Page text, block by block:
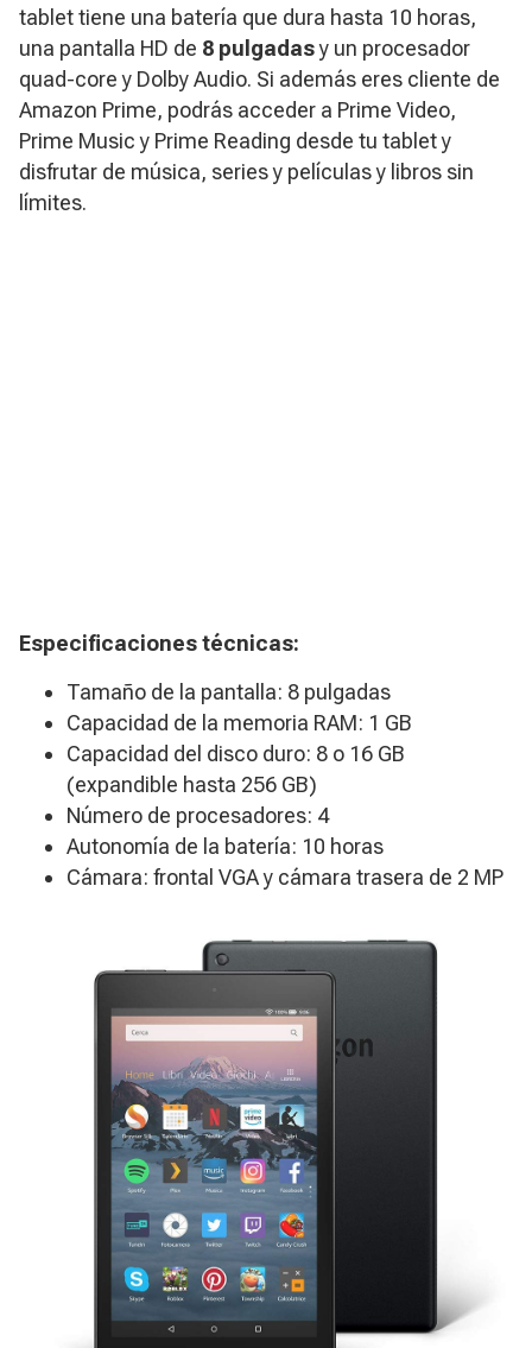
tablet tiene una batería que dura hasta 10 horas,
una pantalla HD de 8 pulgadasy un procesador
quad-core y Dolby Audio. Si además eres cliente de
Amazon Prime, podrás acceder a Prime Video,
Prime Music y Prime Reading desde tu tablet y
disfrutar de música, series y películas y libros sin
límites.
Especificaciones técnicas:
Tamaño de la pantalla: 8 pulgadas
Capacidad de la memoria RAM: 1 GB
Capacidad del disco duro: 8 o 16 GB
(expandible hasta 256 GB)
Número de procesadores: 4
Autonomía de la batería: 10 horas
​Cámara: frontal VGA y cámara trasera de 2 MP